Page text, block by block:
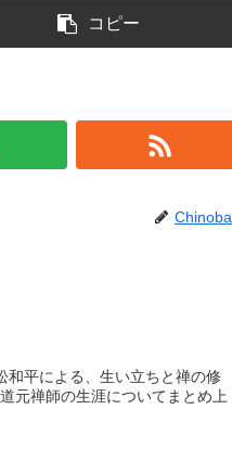
コピー
Chinoba
和平による、生い立ちと禅の修
元禅師の生涯についてまとめ上